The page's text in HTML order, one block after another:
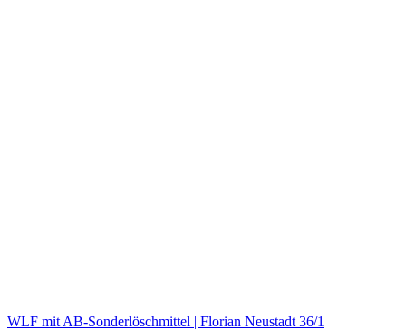
WLF mit AB-Sonderlöschmittel | Florian Neustadt 36/1